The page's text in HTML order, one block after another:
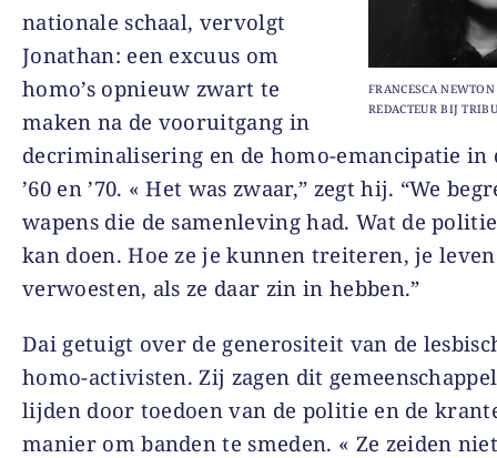
FRANCESCA
REDACTEUR BIJ
nationale schaal, vervolgt
Jonathan: een excuus om
homo’s opnieuw zwart te
maken na de vooruitgang in
decriminalisering en de homo-emancipatie in
’60 en ’70. « Het was zwaar,” zegt hij. “We
wapens die de samenleving had. Wat de
kan doen. Hoe ze je kunnen treiteren, je
verwoesten, als ze daar zin in hebben.”
Dai getuigt over de generositeit van de
homo-activisten. Zij zagen dit
lijden door toedoen van de politie en de
manier om banden te smeden. « Ze zeiden